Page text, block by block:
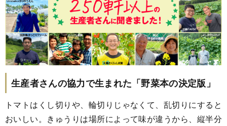
生産者さんの協力で生まれた「野菜本の決定版」
トマトはくし切りや、輪切りじゃなくて、乱切りにすると
おいしい。きゅうりは場所によって味が違うから、縦半分